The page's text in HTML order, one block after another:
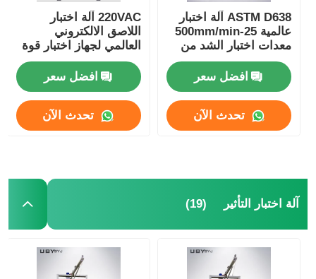
ASTM D638 آلة اختبار
عالمية 25-500mm/min
معدات اختبار الشد من
نوع الطاولة
افضل سعر
تحدث الآن
220VAC آلة اختبار
اللاصق الالكتروني
العالمي لجهاز اختبار قوة
الشد
افضل سعر
تحدث الآن
آلة اختبار التأثير (19)